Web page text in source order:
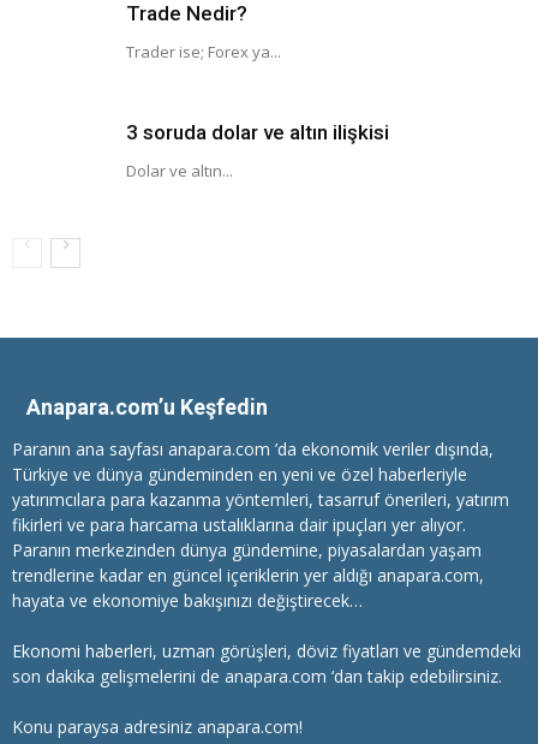
Trade Nedir?
Trader ise; Forex ya...
3 soruda dolar ve altın ilişkisi
Dolar ve altın...
Anapara.com’u Keşfedin
Paranın ana sayfası anapara.com ’da ekonomik veriler dışında,
Türkiye ve dünya gündeminden en yeni ve özel haberleriyle
yatırımcılara para kazanma yöntemleri, tasarruf önerileri, yatırım
fikirleri ve para harcama ustalıklarına dair ipuçları yer alıyor.
Paranın merkezinden dünya gündemine, piyasalardan yaşam
trendlerine kadar en güncel içeriklerin yer aldığı anapara.com,
hayata ve ekonomiye bakışınızı değiştirecek…
Ekonomi haberleri, uzman görüşleri, döviz fiyatları ve gündemdeki
son dakika gelişmelerini de anapara.com ‘dan takip edebilirsiniz.
Konu paraysa adresiniz anapara.com!